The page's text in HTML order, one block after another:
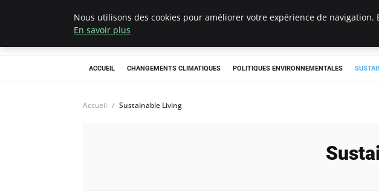
ACCUEIL CHANGEMENTS CLIMATIQUES POLITIQUES ENVIRONNEMENTALES
Accueil Sustainable Living
Nous utilisons des cookies pour améliorer votre expérience de
En savoir plus